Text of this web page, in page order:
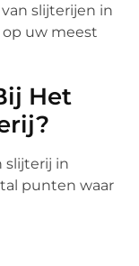
slijterijen in
uw meest
Het
slijterij in
punten waar